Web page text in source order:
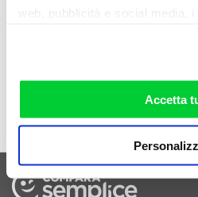
web, pubblicità e social media, i
che hanno raccolto dal suo
rifiutare o personalizzare il tuo
tasto "Accetta tutti”,
Accetta
MUTUI
Chiedi